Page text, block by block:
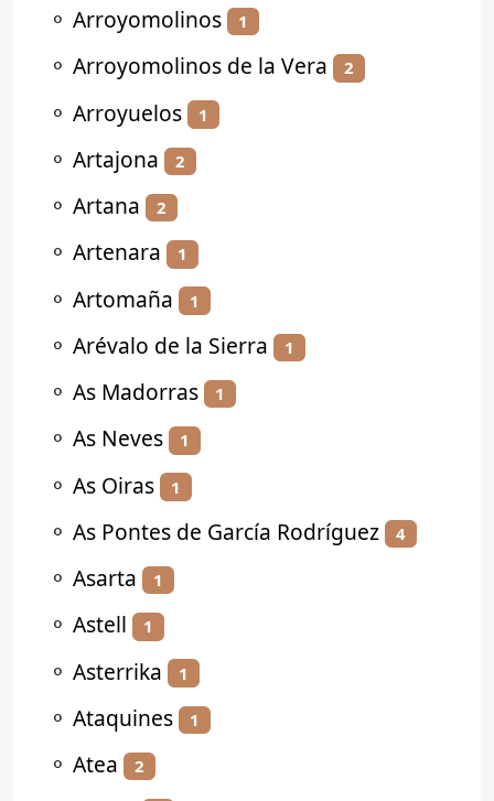
⚬ Arroyomolinos 1
⚬ Arroyomolinos de la Vera 2
⚬ Arroyuelos 1
⚬ Artajona 2
⚬ Artana 2
⚬ Artenara 1
⚬ Artomaña 1
⚬ Arévalo de la Sierra 1
⚬ As Madorras 1
⚬ As Neves 1
⚬ As Oiras 1
⚬ As Pontes de García Rodríguez 4
⚬ Asarta 1
⚬ Astell 1
⚬ Asterrika 1
⚬ Ataquines 1
⚬ Atea 2